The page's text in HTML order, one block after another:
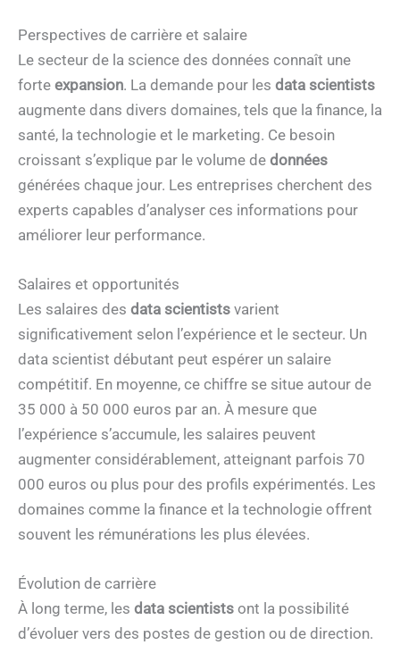
Perspectives de carrière et salaire
Le secteur de la science des données connaît une
forte expansion. La demande pour les data scientists
augmente dans divers domaines, tels que la finance, la
santé, la technologie et le marketing. Ce besoin
croissant s’explique par le volume de données
générées chaque jour. Les entreprises cherchent des
experts capables d’analyser ces informations pour
améliorer leur performance.
Salaires et opportunités
Les salaires des data scientists varient
significativement selon l’expérience et le secteur. Un
data scientist débutant peut espérer un salaire
compétitif. En moyenne, ce chiffre se situe autour de
35 000 à 50 000 euros par an. À mesure que
l’expérience s’accumule, les salaires peuvent
augmenter considérablement, atteignant parfois 70
000 euros ou plus pour des profils expérimentés. Les
domaines comme la finance et la technologie offrent
souvent les rémunérations les plus élevées.
Évolution de carrière
À long terme, les data scientists ont la possibilité
d’évoluer vers des postes de gestion ou de direction.